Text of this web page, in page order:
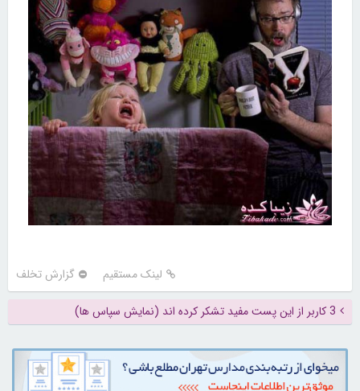
لینک مستقیم گزارش تخلف
3 کاربر از این پست مفید تشکر کرده اند (نمایش سپاس ها)